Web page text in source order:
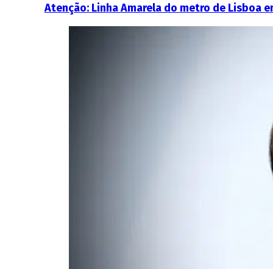
Atenção: Linha Amarela do metro de Lisboa